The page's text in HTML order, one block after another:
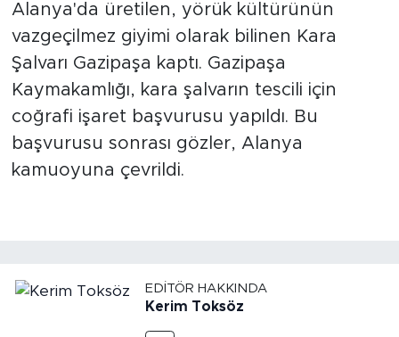
Alanya'da üretilen, yörük kültürünün
vazgeçilmez giyimi olarak bilinen Kara
Şalvarı Gazipaşa kaptı. Gazipaşa
Kaymakamlığı, kara şalvarın tescili için
coğrafi işaret başvurusu yapıldı. Bu
başvurusu sonrası gözler, Alanya
kamuoyuna çevrildi.
EDITÖR HAKKINDA
Kerim Toksöz